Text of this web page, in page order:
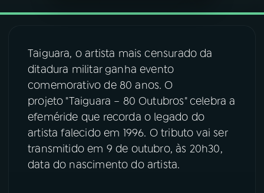
06VIDEOCASTS
07ÚLTIMAS
08FESTIVAL DE MÚSICA
Taiguara, o artista mais censurado da
ditadura militar ganha evento
comemorativo de 80 anos. O
projeto "Taiguara – 80 Outubros" celebra a
efeméride que recorda o legado do
artista falecido em 1996. O tributo vai ser
transmitido em 9 de outubro, às 20h30,
data do nascimento do artista.